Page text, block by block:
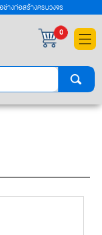
×
างก่อสร้างครบวงจร
0